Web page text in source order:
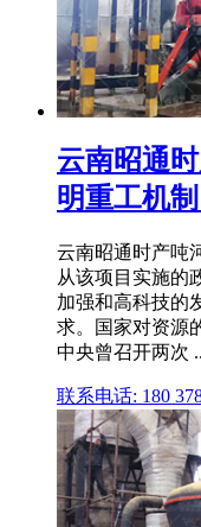
云南昭通
明重工机
云南昭通时产吨
从该项目实施的
加强和高科技的
求。国家对资源
中央曾召开两次
联系电话: 180